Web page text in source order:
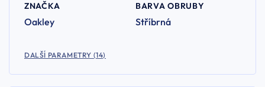
ZNAČKA
Oakley
BARVA OBRUBY
Stříbrná
DALŠÍ PARAMETRY (14)